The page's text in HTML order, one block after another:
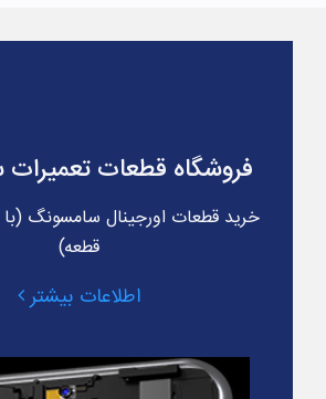
فروشگاه قطعات
خرید قطعات اورجینال سامسونگ (با
قطعه)
اطلاعات بیشتر